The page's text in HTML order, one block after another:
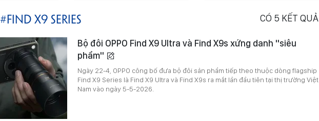
#FIND X9 SERIES CÓ 5 KẾT QUẢ
Bộ đôi OPPO Find X9 Ultra và Find X9s xứng danh "siêu
phẩm"
Ngày 22-4, OPPO công bố đưa bộ đôi sản phẩm tiếp theo thuộc dòng flagship
Find X9 Series là Find X9 Ultra và Find X9s ra mắt lần đầu tiên tại thị trường Việt
Nam vào ngày 5-5-2026.